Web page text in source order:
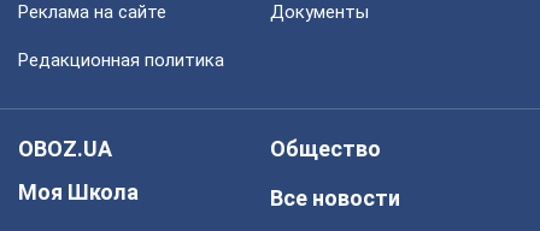
Реклама на сайте Документы
Редакционная политика
OBOZ.UA
Моя Школа
Общество
Все новости